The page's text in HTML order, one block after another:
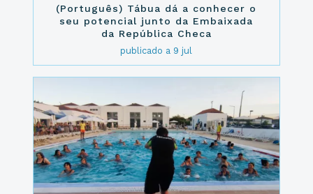
(Português) Tábua dá a conhecer o
seu potencial junto da Embaixada
da República Checa
publicado a 9 jul